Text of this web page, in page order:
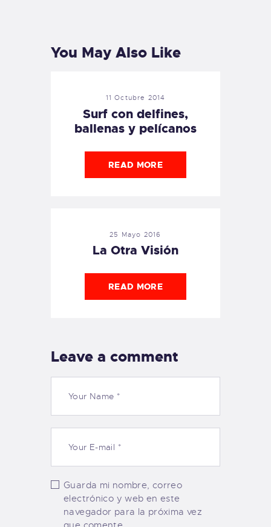
You May Also Like
11 Octubre 2014
Surf con delfines,
ballenas y pelícanos
READ MORE
25 Mayo 2016
La Otra Visión
READ MORE
Leave a comment
Guarda mi nombre, correo
electrónico y web en este
navegador para la próxima vez